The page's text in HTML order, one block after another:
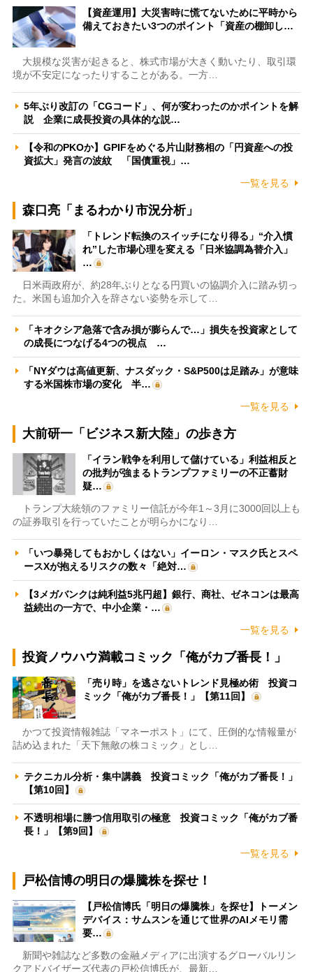
【資産運用】大災害時に慌てないために平時から
備えておきたい3つのポイント「資産の棚卸し…
大規模な災害が起きると、株式市場が大きく動いたり、取引環
境が不安定になったりすることがある。一方…
5年ぶり改訂の「CGコード」、何が変わったのかポイントを解
説 企業に成長投資の具体的な説…
【令和のPKOか】GPIFをめぐる片山財務相の「円資産への投
資拡大」発言の波紋 「国債重視」…
一覧を見る
森口亮「まるわかり市況分析」
「トレンド転換のスイッチになり得る」“介入慣
れ”した市場心理を変える「日米協調為替介入」
…
日米両政府が、約28年ぶりとなる円買いの協調介入に踏み切っ
た。米国も追加介入を辞さない姿勢を示して…
「キオクシア急落で含み損が膨らんで…」損失を投資家として
の成長につなげる4つの視点 …
「NYダウは高値更新、ナスダック・S&P500は足踏み」が意味
する米国株市場の変化 半…
一覧を見る
大前研一「ビジネス新大陸」の歩き方
「イラン戦争を利用して儲けている」利益相反と
の批判が強まるトランプファミリーの不正蓄財
疑…
トランプ大統領のファミリー信託が今年1～3月に3000回以上も
の証券取引を行っていたことが明らかになり…
「いつ暴発してもおかしくはない」イーロン・マスク氏とスペ
ースXが抱えるリスクの数々「絶対…
【3メガバンクは純利益5兆円超】銀行、商社、ゼネコンは最高
益続出の一方で、中小企業・…
一覧を見る
投資ノウハウ満載コミック「俺がカブ番長！」
「売り時」を逃さないトレンド見極め術 投資コ
ミック「俺がカブ番長！」【第11回】
かつて投資情報雑誌「マネーポスト」にて、圧倒的な情報量が
詰め込まれた「天下無敵の株コミック」とし…
テクニカル分析・集中講義 投資コミック「俺がカブ番長！」
【第10回】
不透明相場に勝つ信用取引の極意 投資コミック「俺がカブ番
長！」【第9回】
一覧を見る
戸松信博の明日の爆騰株を探せ！
【戸松信博氏「明日の爆騰株」を探せ】トーメン
デバイス：サムスンを通じて世界のAIメモリ需
要…
新聞や雑誌など多数の金融メディアに出演するグローバルリン
クアドバイザーズ代表の戸松信博氏が、最新…